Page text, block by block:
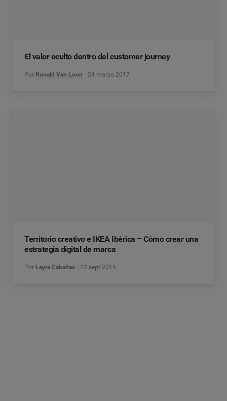
El valor oculto dentro del customer journey
Por Ronald Van Loon 24 marzo 2017
Territorio creativo e IKEA Ibérica – Cómo crear una
estrategia digital de marca
Por Leyre Cabañas 22 sept 2015